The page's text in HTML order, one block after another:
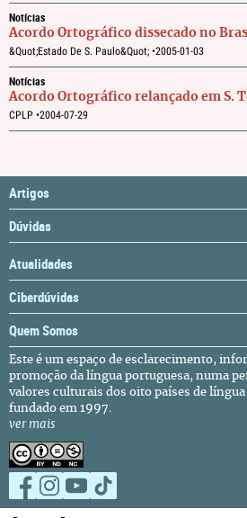
Notícias
Acordo Ortográfico dissecado no
&quot;Estado De S. Paulo&quot; •2005-01-03
Notícias
Acordo Ortográfico relançado em S.
CPLP •2004-07-29
Artigos
Dúvidas
Atualidades
Ciberdúvidas
Quem Somos
Este é um espaço de esclarecimento,
promoção da língua portuguesa, numa
valores culturais dos oito países de
fundado em 1997.
ver mais